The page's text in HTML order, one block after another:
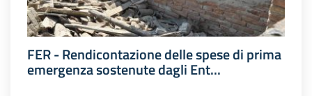
FER - Rendicontazione delle spese di prima
emergenza sostenute dagli Ent...